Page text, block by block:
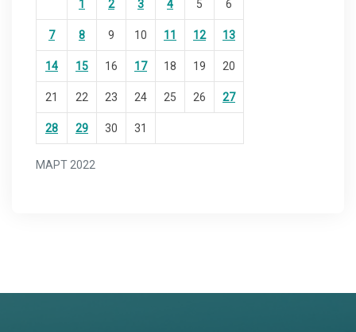
МАРТ 2022
1 2 3 4 5 6
7 8 9 10 11 12 13
14 15 16 17 18 19 20
21 22 23 24 25 26 27
28 29 30 31